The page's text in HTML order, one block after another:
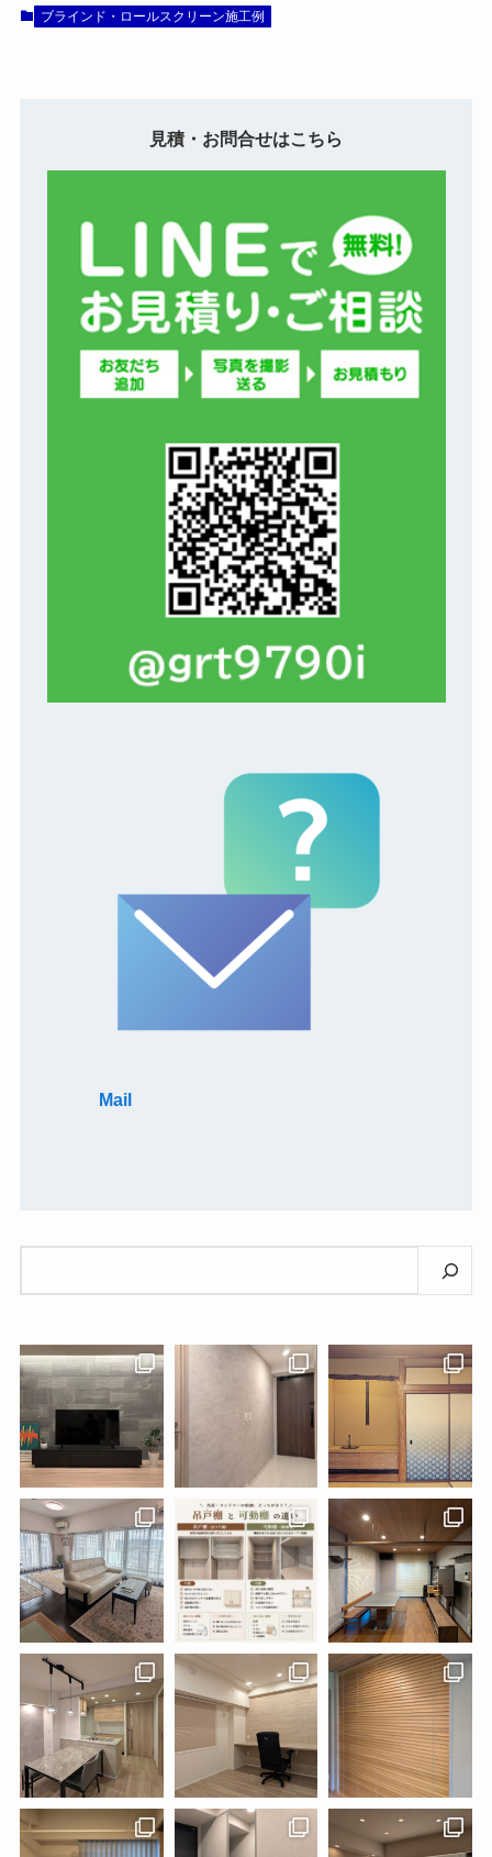
ブラインド・ロールスクリーン施工例
見積・お問合せはこちら
Mail